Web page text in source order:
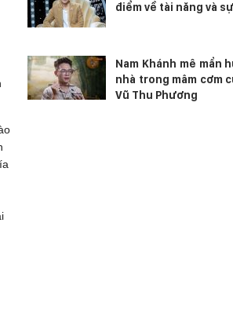
điểm về tài năng và
Nam Khánh mê mẩn
nhà trong mâm cơm
Vũ Thu Phương